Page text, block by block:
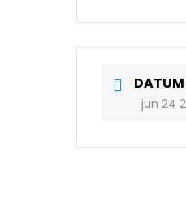
DATUM
jun 24